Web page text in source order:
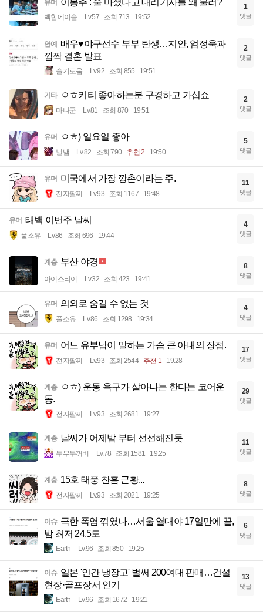
유머
백합에이슬 Lv.57 조회 713 19:52
1
댓글
연예 배우♥야구선수 부부 탄생…지안, 엄정욱과
깜짝 결혼 발표
슬기로움 Lv.92 조회 855 19:51
2
댓글
기타 ㅇㅎ키티 좋아하는분 구경하고 가십쇼
마나군 Lv.81 조회 870 19:51
2
댓글
유머 ㅇㅎ) 일요일 좋아
닐냄 Lv.82 조회 790 추천 2 19:50
5
댓글
유머 미국에서 가장 깡촌이라는 주.
전자팔찌 Lv.93 조회 1167 19:48
11
댓글
유머 태백 이번주 날씨
풀소유 Lv.86 조회 696 19:44
4
댓글
계층 부산 야경
아이스티이 Lv.32 조회 423 19:41
8
댓글
유머 의외로 숨길 수 없는 것
풀소유 Lv.86 조회 1298 19:34
4
댓글
유머 어느 유부남이 말하는 가슴 큰 아내의 장점.
전자팔찌 Lv.93 조회 2544 추천 1 19:28
17
댓글
계층
ㅇㅎ) 운동 욕구가 살아나는 한다는 코어운
동.
전자팔찌 Lv.93 조회 2681 19:27
29
댓글
계층 날씨가 어제밤 부터 선선해진듯
두부두꺼비 Lv.78 조회 1581 19:25
11
댓글
계층 15호 태풍 찬홈 근황...
전자팔찌 Lv.93 조회 2021 19:25
8
댓글
이슈 극한 폭염 꺾였나…서울 열대야 17일만에 끝,
밤 최저 24.5도
Earth Lv.96 조회 850 19:25
6
댓글
이슈 일본 '인간 냉장고' 벌써 200여대 판매…건설
현장·골프장서 인기
Earth Lv.96 조회 1672 19:21
13
댓글